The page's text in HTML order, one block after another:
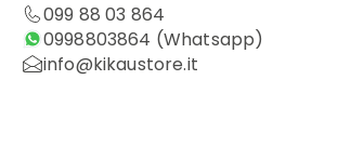
099 88 03 864
0998803864 (Whatsapp)
info@kikaustore.it